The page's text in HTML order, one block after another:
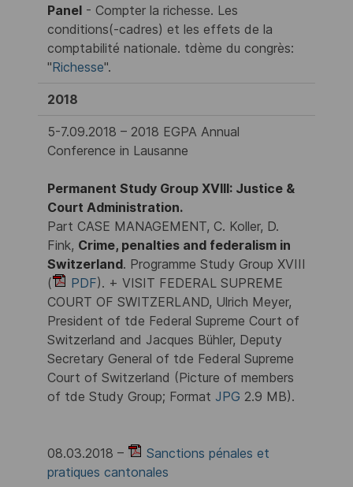
Panel - Compter la richesse. Les
conditions(-cadres) et les effets de la
comptabilité nationale. tdème du congrès:
"Richesse".
2018
5-7.09.2018 – 2018 EGPA Annual
Conference in Lausanne
Permanent Study Group XVIII: Justice &
Court Administration.
Part CASE MANAGEMENT, C. Koller, D.
Fink, Crime, penalties and federalism in
Switzerland. Programme Study Group XVIII
(
PDF). + VISIT FEDERAL SUPREME
COURT OF SWITZERLAND, Ulrich Meyer,
President of tde Federal Supreme Court of
Switzerland and Jacques Bühler, Deputy
Secretary General of tde Federal Supreme
Court of Switzerland (Picture of members
of tde Study Group; Format JPG 2.9 MB).
08.03.2018 –
Sanctions pénales et
pratiques cantonales